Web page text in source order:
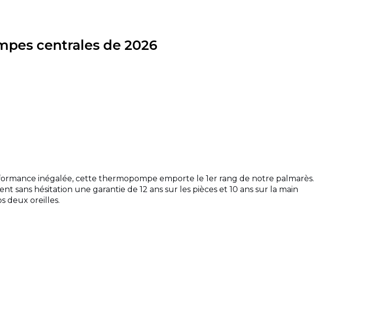
centrales de 2026
inégalée, cette thermopompe emporte le 1er rang de notre palmarès.
sans hésitation une garantie de 12 ans sur les pièces et 10 ans sur la main
deux oreilles.